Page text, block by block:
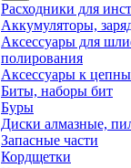
Расходники для
Аккумуляторы,
Аксессуары для
полирования
Аксессуары к
Биты, наборы бит
Буры
Диски алмазные,
Запасные части
Кордщетки